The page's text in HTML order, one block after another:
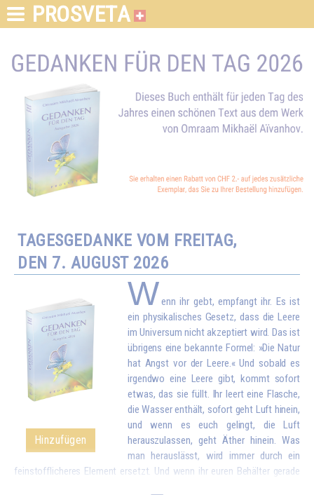
PROSVETA
TAGESGEDANKE VOM FREITAG,
DEN 7. AUGUST 2026
Hinzufügen
Wenn ihr gebt, empfangt ihr. Es ist
ein physikalisches Gesetz, dass die Leere
im Universum nicht akzeptiert wird. Das ist
übrigens eine bekannte Formel: »Die Natur
hat Angst vor der Leere.« Und sobald es
irgendwo eine Leere gibt, kommt sofort
etwas, das sie füllt. Ihr leert eine Flasche,
die Wasser enthält, sofort geht Luft hinein,
und wenn es euch gelingt, die Luft
herauszulassen, geht Äther hinein. Was
man herauslässt, wird immer durch ein
feinstofflicheres Element ersetzt. Und wenn ihr euren Behälter gerade